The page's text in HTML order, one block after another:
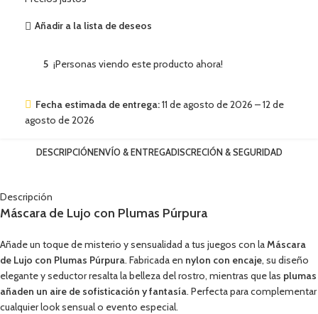
Añadir a la lista de deseos
5 ¡Personas viendo este producto ahora!
Fecha estimada de entrega:11 de agosto de 2026 – 12 de
agosto de 2026
DESCRIPCIÓNENVÍO & ENTREGADISCRECIÓN & SEGURIDAD
Descripción
Máscara de Lujo con Plumas Púrpura
Añade un toque de misterio y sensualidad a tus juegos con laMáscara
de Lujo con Plumas Púrpura. Fabricada en nylon con encaje, su diseño
elegante y seductor resalta la belleza del rostro, mientras que las plumas
añaden un aire de sofisticación y fantasía. Perfecta para complementar
cualquier look sensual o evento especial.